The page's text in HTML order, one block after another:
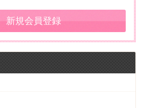
新規会員登録